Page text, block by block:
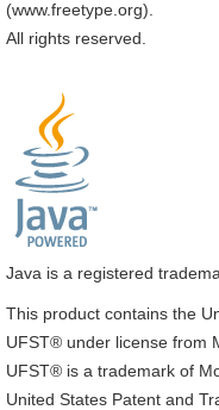
(www.freetype.org).
All rights reserved.
Java is a registered
This product contains the
UFST® under license from
UFST® is a trademark of
United States Patent and